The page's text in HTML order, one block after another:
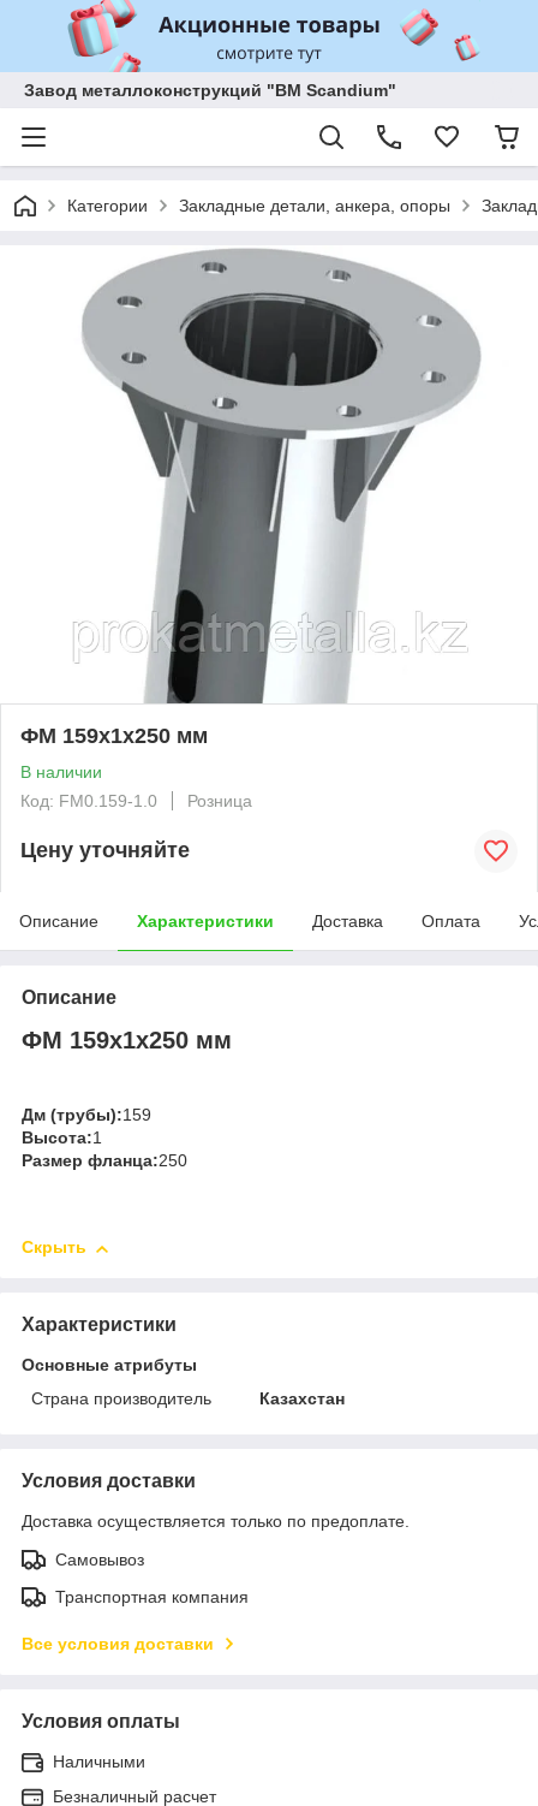
Завод металлоконструкций "BM Scandium"
Категории Закладные детали, анкера, опоры
ФМ 159x1x250 мм
В наличии
Код: FM0.159-1.0
Розница
Цену уточняйте
Описание Характеристики Доставка Оплата
Описание
ФМ 159x1x250 мм
Дм (трубы):159
Высота:1
Размер фланца:250
Скрыть
Характеристики
Основные атрибуты
Страна производитель
Казахстан
Условия доставки
Доставка осуществляется только по предоплате.
Самовывоз
Транспортная компания
Все условия доставки
Условия оплаты
Наличными
Безналичный расчет